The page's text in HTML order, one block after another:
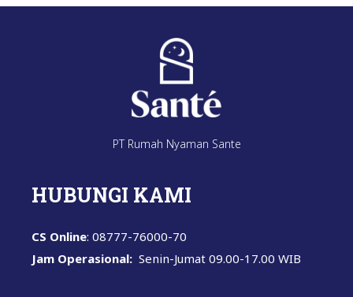
PT Rumah Nyaman Sante
HUBUNGI KAMI
CS Online: 08777-76000-70
Jam Operasional: Senin-Jumat 09.00-17.00 WIB